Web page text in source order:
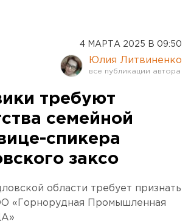
4 МАРТА 2025 В 09:50
Юлия Литвиненко
требуют
семейной
спикера
заксо
области требует признать
«Горнорудная Промышленная